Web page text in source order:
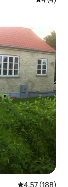
4,57 (188)